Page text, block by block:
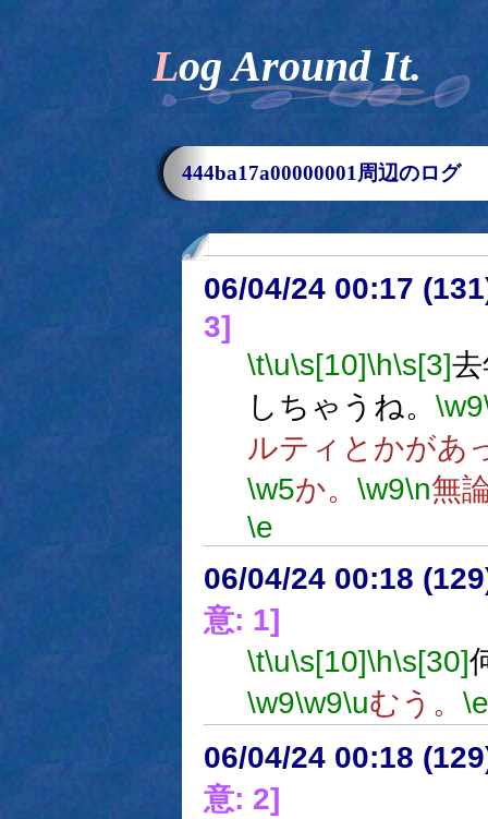
Log Around It.
444ba17a00000001周辺のログ
06/04/24 00:17
3]
\t\u\s[10]\h\s[3]
しちゃうね。 \w9
ルティとかがあ
\w5か。 \w9\n無
\e
06/04/24 00:18
意: 1]
\t\u\s[10]\h\s[30]
\w9\w9\uむう。 \e
06/04/24 00:18
意: 2]